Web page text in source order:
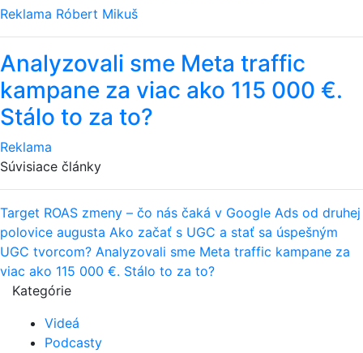
Reklama Róbert Mikuš
Analyzovali sme Meta traffic
kampane za viac ako 115 000 €.
Stálo to za to?
Reklama
Súvisiace články
Target ROAS zmeny – čo nás čaká v Google Ads od druhej
polovice augusta Ako začať s UGC a stať sa úspešným
UGC tvorcom? Analyzovali sme Meta traffic kampane za
viac ako 115 000 €. Stálo to za to?
Kategórie
Videá
Podcasty